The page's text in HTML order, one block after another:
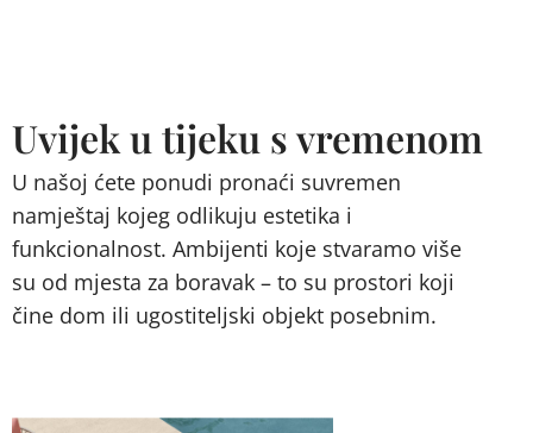
Uvijek u tijeku s vremenom
U našoj ćete ponudi pronaći suvremen
namještaj kojeg odlikuju estetika i
funkcionalnost. Ambijenti koje stvaramo više
su od mjesta za boravak – to su prostori koji
čine dom ili ugostiteljski objekt posebnim.